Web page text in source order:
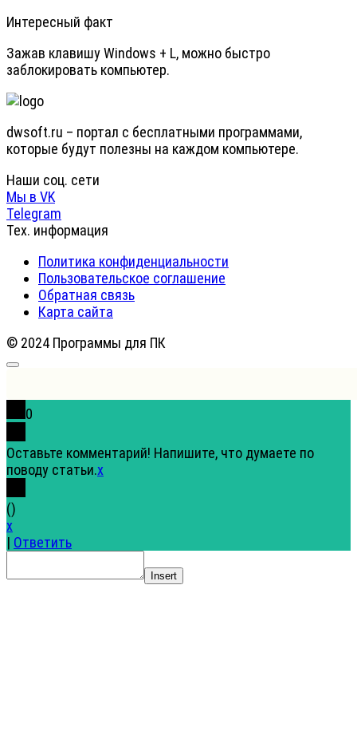
Интересный факт
Зажав клавишу Windows + L, можно быстро
заблокировать компьютер.
dwsoft.ru – портал с бесплатными программами,
которые будут полезны на каждом компьютере.
Наши соц. сети
Мы в VK
Telegram
Тех. информация
Политика конфиденциальности
Пользовательское соглашение
Обратная связь
Карта сайта
© 2024 Программы для ПК
0
Оставьте комментарий! Напишите, что думаете по
поводу статьи.x
()
x
| Ответить
Insert